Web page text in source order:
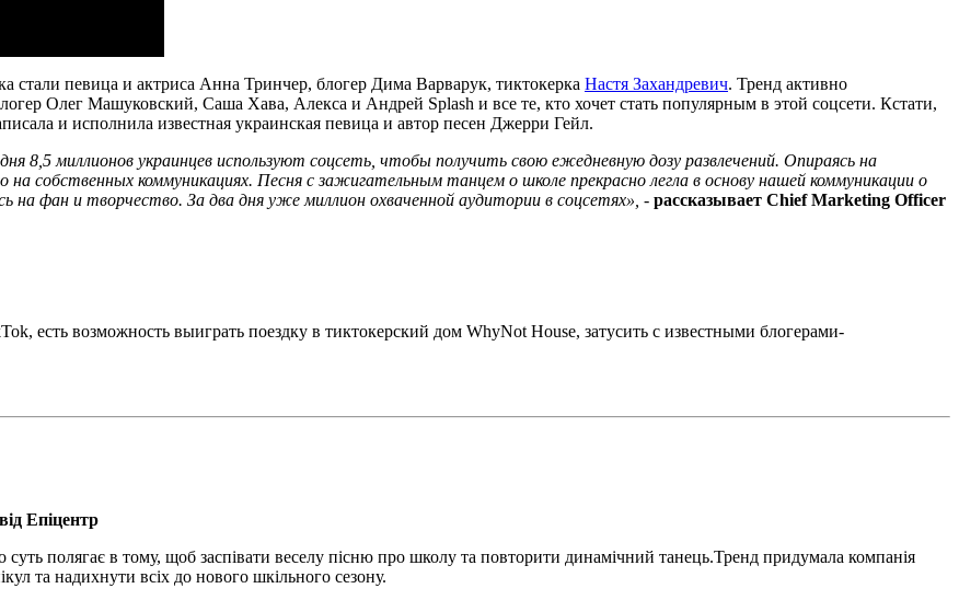
стали певица и актриса Анна Тринчер, блогер Дима Варварук, тиктокерка Настя Захандревич. Тренд активно
Олег Машуковский, Саша Хава, Алекса и Андрей Splash и все те, кто хочет стать популярным в этой соцсети. Кстати,
и исполнила известная украинская певица и автор песен Джерри Гейл.
8,5 миллионов украинцев используют соцсеть, чтобы получить свою ежедневную дозу развлечений. Опираясь на
собственных коммуникациях. Песня с зажигательным танцем о школе прекрасно легла в основу нашей коммуникации о
на фан и творчество. За два дня уже миллион охваченной аудитории в соцсетях», - рассказывает Chief Marketing Officer
есть возможность выиграть поездку в тиктокерский дом WhyNot House, затусить с известными блогерами-
Епіцентр
полягає в тому, щоб заспівати веселу пісню про школу та повторити динамічний танець.Тренд придумала компанія
та надихнути всіх до нового шкільного сезону.